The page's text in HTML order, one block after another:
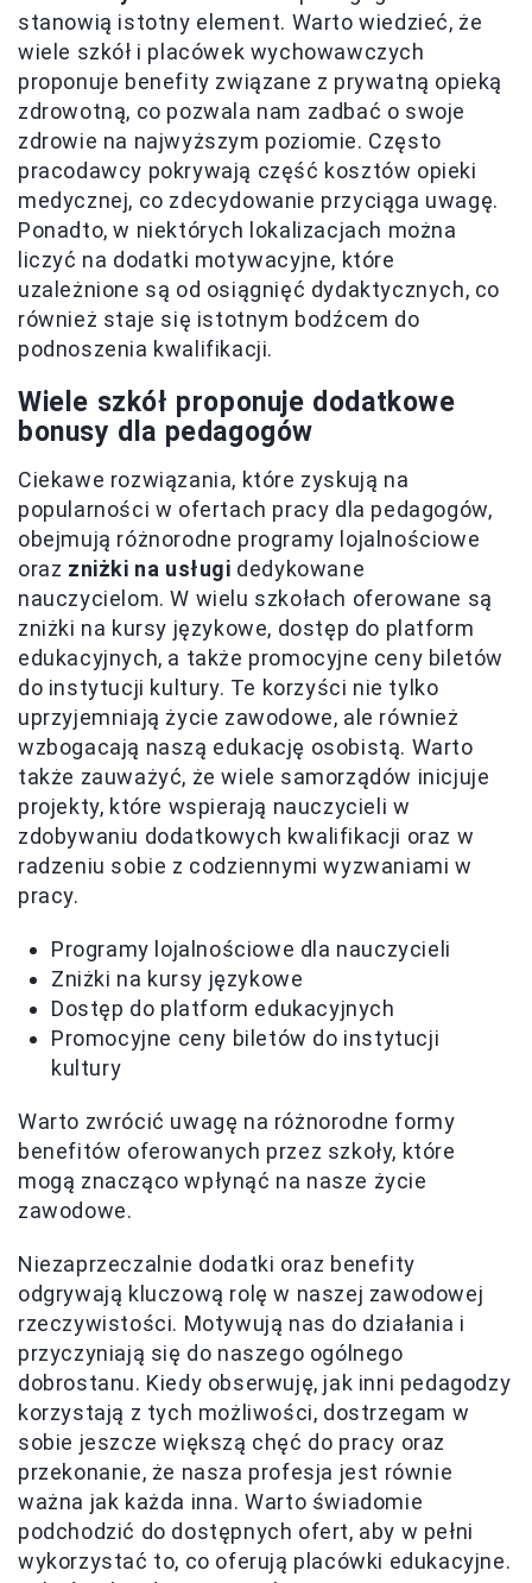
stanowią istotny element. Warto wiedzieć, że
wiele szkół i placówek wychowawczych
proponuje benefity związane z prywatną opieką
zdrowotną, co pozwala nam zadbać o swoje
zdrowie na najwyższym poziomie. Często
pracodawcy pokrywają część kosztów opieki
medycznej, co zdecydowanie przyciąga uwagę.
Ponadto, w niektórych lokalizacjach można
liczyć na dodatki motywacyjne, które
uzależnione są od osiągnięć dydaktycznych, co
również staje się istotnym bodźcem do
podnoszenia kwalifikacji.
Wiele szkół proponuje dodatkowe
bonusy dla pedagogów
Ciekawe rozwiązania, które zyskują na
popularności w ofertach pracy dla pedagogów,
obejmują różnorodne programy lojalnościowe
oraz zniżki na usługi dedykowane
nauczycielom. W wielu szkołach oferowane są
zniżki na kursy językowe, dostęp do platform
edukacyjnych, a także promocyjne ceny biletów
do instytucji kultury. Te korzyści nie tylko
uprzyjemniają życie zawodowe, ale również
wzbogacają naszą edukację osobistą. Warto
także zauważyć, że wiele samorządów inicjuje
projekty, które wspierają nauczycieli w
zdobywaniu dodatkowych kwalifikacji oraz w
radzeniu sobie z codziennymi wyzwaniami w
pracy.
Programy lojalnościowe dla nauczycieli
Zniżki na kursy językowe
Dostęp do platform edukacyjnych
Promocyjne ceny biletów do instytucji
kultury
Warto zwrócić uwagę na różnorodne formy
benefitów oferowanych przez szkoły, które
mogą znacząco wpłynąć na nasze życie
zawodowe.
Niezaprzeczalnie dodatki oraz benefity
odgrywają kluczową rolę w naszej zawodowej
rzeczywistości. Motywują nas do działania i
przyczyniają się do naszego ogólnego
dobrostanu. Kiedy obserwuję, jak inni pedagodzy
korzystają z tych możliwości, dostrzegam w
sobie jeszcze większą chęć do pracy oraz
przekonanie, że nasza profesja jest równie
ważna jak każda inna. Warto świadomie
podchodzić do dostępnych ofert, aby w pełni
wykorzystać to, co oferują placówki edukacyjne.